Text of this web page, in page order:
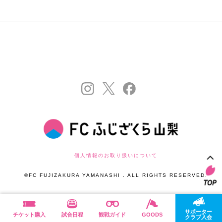
個人情報のお取り扱いについて
©FC FUJIZAKURA YAMANASHI . ALL RIGHTS RESERVED.
チケット購入 試合日程 観戦ガイド GOODS
サポーター
クラブ入会